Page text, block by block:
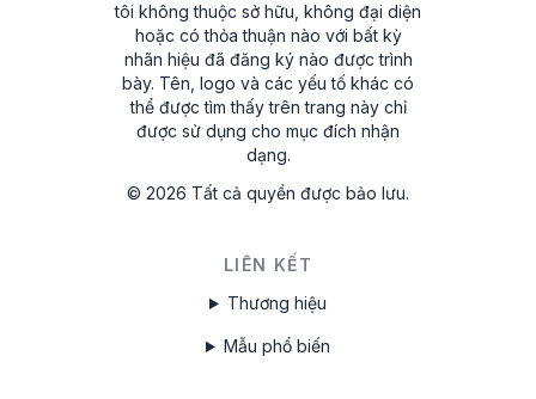
tôi không thuộc sở hữu, không đại diện
hoặc có thỏa thuận nào với bất kỳ
nhãn hiệu đã đăng ký nào được trình
bày. Tên, logo và các yếu tố khác có
thể được tìm thấy trên trang này chỉ
được sử dụng cho mục đích nhận
dạng.
© 2026 Tất cả quyền được bảo lưu.
LIÊN KẾT
Thương hiệu
Mẫu phổ biến